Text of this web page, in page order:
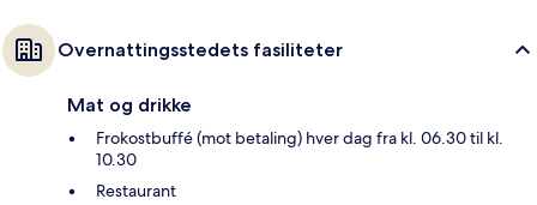
Overnattingsstedets fasiliteter
Mat og drikke
Frokostbuffé (mot betaling) hver dag fra kl. 06.30 til kl.
10.30
Restaurant